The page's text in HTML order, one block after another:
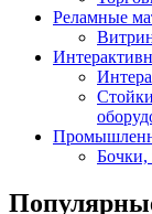
Реламные
Бочки,